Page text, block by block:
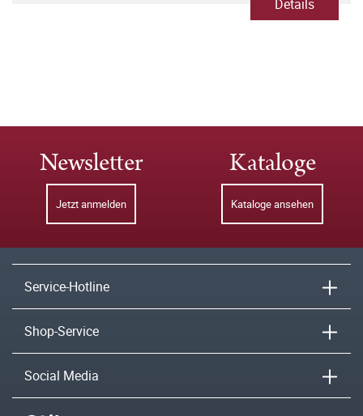
Details
Newsletter
Jetzt anmelden
Kataloge
Kataloge ansehen
Service-Hotline
Shop-Service
Social Media